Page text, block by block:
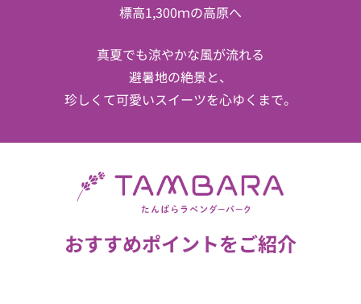
標高1,300ｍの高原へ
真夏でも涼やかな風が流れる
避暑地の絶景と、
珍しくて可愛いスイーツを心ゆくまで。
おすすめポイントをご紹介